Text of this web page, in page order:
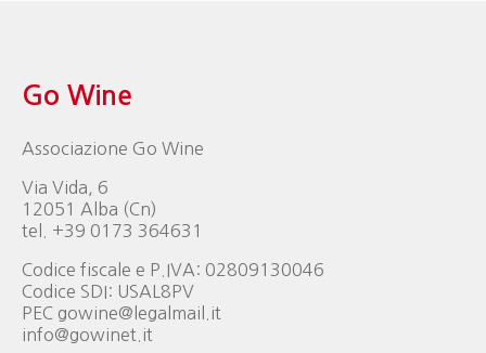
Go Wine
Associazione Go Wine
Via Vida, 6
12051 Alba (Cn)
tel. +39 0173 364631
Codice fiscale e P.IVA: 02809130046
Codice SDI: USAL8PV
PEC gowine@legalmail.it
info@gowinet.it